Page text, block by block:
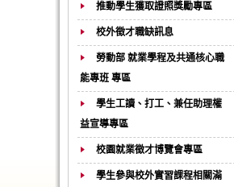
推動學生獲取證照獎勵專區
校外徵才職缺訊息
勞動部 就業學程及共通核心職
能專班 專區
學生工讀、打工、兼任助理權
益宣導專區
校園就業徵才博覽會專區
學生參與校外實習課程相關滿